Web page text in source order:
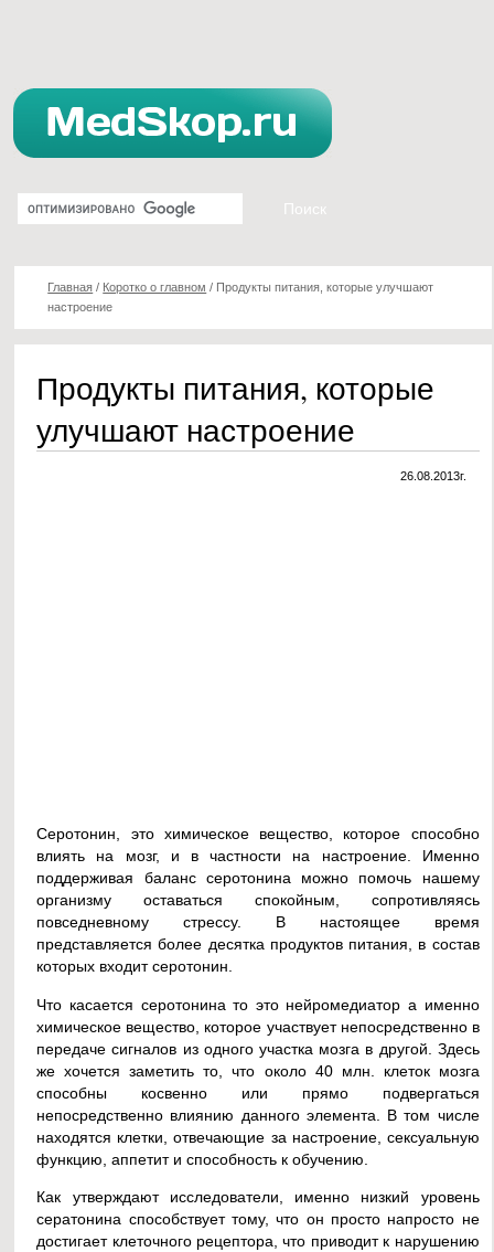
Главная / Коротко о главном / Продукты питания, которые улучшают
настроение
Продукты питания, которые
улучшают настроение
26.08.2013г.
Серотонин, это химическое вещество, которое способно
влиять на мозг, и в частности на настроение. Именно
поддерживая баланс серотонина можно помочь нашему
организму оставаться спокойным, сопротивляясь
повседневному стрессу. В настоящее время
представляется более десятка продуктов питания, в состав
которых входит серотонин.
Что касается серотонина то это нейромедиатор а именно
химическое вещество, которое участвует непосредственно в
передаче сигналов из одного участка мозга в другой. Здесь
же хочется заметить то, что около 40 млн. клеток мозга
способны косвенно или прямо подвергаться
непосредственно влиянию данного элемента. В том числе
находятся клетки, отвечающие за настроение, сексуальную
функцию, аппетит и способность к обучению.
Как утверждают исследователи, именно низкий уровень
сератонина способствует тому, что он просто напросто не
достигает клеточного рецептора, что приводит к нарушению